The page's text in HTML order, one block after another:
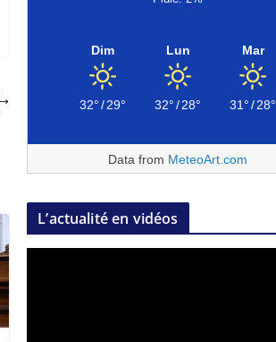
Dim
32°/29°
Lun
32°/28°
Mar
31°/28°
Data from MeteoArt.com
L’actualité en vidéos